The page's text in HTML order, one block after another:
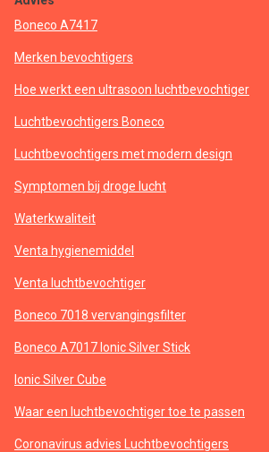
Boneco A7417
Merken bevochtigers
Hoe werkt een ultrasoon luchtbevochtiger
Luchtbevochtigers Boneco
Luchtbevochtigers met modern design
Symptomen bij droge lucht
Waterkwaliteit
Venta hygienemiddel
Venta luchtbevochtiger
Boneco 7018 vervangingsfilter
Boneco A7017 Ionic Silver Stick
Ionic Silver Cube
Waar een luchtbevochtiger toe te passen
Coronavirus advies Luchtbevochtigers